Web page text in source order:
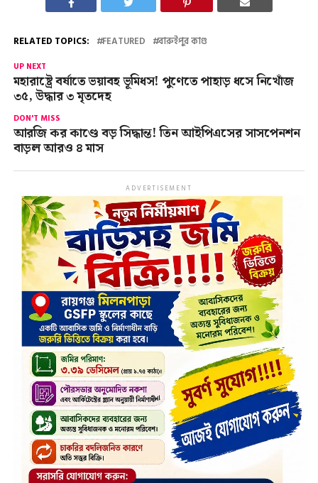
RELATED TOPICS: FEATURED বারুইপুর কাণ্ড
UP NEXT
মহারাষ্ট্রে বর্ষাতে ভয়াবহ ভূমিধস! পুণেতে পাহাড় ধসে নিখোঁজ
৩৫, উদ্ধার ৩ মৃতদেহ
DON'T MISS
আরজি কর কাণ্ডে বড় সিদ্ধান্ত! তিন আইপিএসের সাসপেনশন
বাড়ল আরও ৪ মাস
ADVERTISEMENT